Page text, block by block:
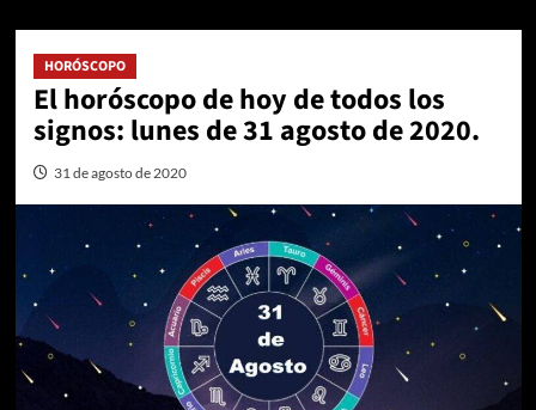
HORÓSCOPO
El horóscopo de hoy de todos los
signos: lunes de 31 agosto de 2020.
31 de agosto de 2020